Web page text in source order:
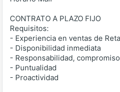
CONTRATO A PLAZO FIJO
Requisitos:
- Experiencia en ventas de
- Disponibilidad inmediata
- Responsabilidad, compromiso
- Puntualidad
- Proactividad